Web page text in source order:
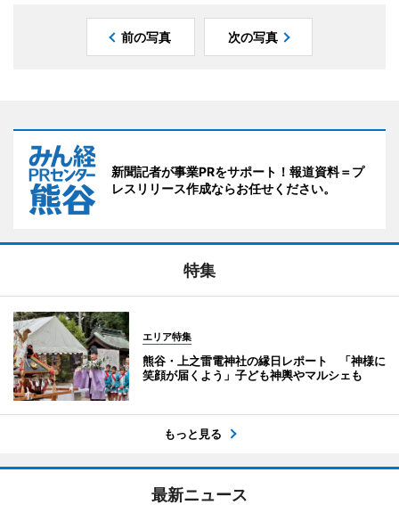
前の写真 次の写真
新聞記者が事業PRをサポート！報道資料＝プ
レスリリース作成ならお任せください。
特集
エリア特集
熊谷・上之雷電神社の縁日レポート 「神様に
笑顔が届くよう」子ども神輿やマルシェも
もっと見る
最新ニュース